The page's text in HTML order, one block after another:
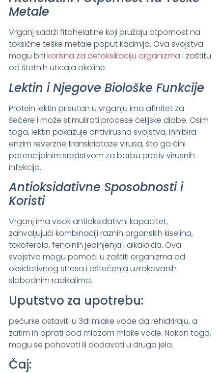
Metale
Vrganj sadrži fitohelatine koji pružaju otpornost na
toksične teške metale poput kadmija. Ova svojstva
mogu biti korisna za detoksikaciju organizma i zaštitu
od štetnih uticaja okoline.
Lektin i Njegove Biološke Funkcije
Protein lektin prisutan u vrganju ima afinitet za
šećere i može stimulirati procese ćelijske diobe. Osim
toga, lektin pokazuje antivirusna svojstva, inhibira
enzim reverzne transkriptaze virusa, što ga čini
potencijalnim sredstvom za borbu protiv virusnih
infekcija.
Antioksidativne Sposobnosti i
Koristi
Vrganj ima visok antioksidativni kapacitet,
zahvaljujući kombinaciji raznih organskih kiselina,
tokoferola, fenolnih jedinjenja i alkaloida. Ova
svojstva mogu pomoći u zaštiti organizma od
oksidativnog stresa i oštećenja uzrokovanih
slobodnim radikalima.
Uputstvo za upotrebu:
pečurke ostaviti u 3dl mlake vode da rehidriraju, a
zatim ih oprati pod mlazom mlake vode. Nakon toga,
mogu se pohovati ili dodavati u druga jela.
Čaj: